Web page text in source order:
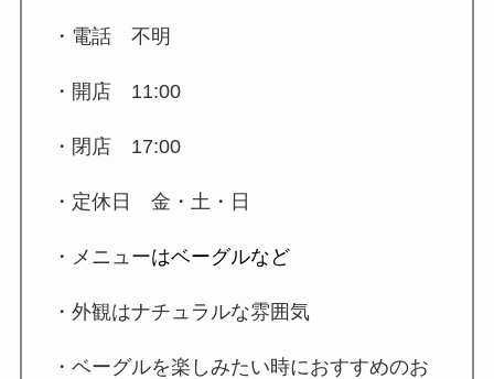
・電話 不明
・開店 11:00
・閉店 17:00
・定休日 金・土・日
・メニューはベーグルなど
・ 外観はナチュラルな雰囲気
・ベーグルを楽しみたい時におすすめのお